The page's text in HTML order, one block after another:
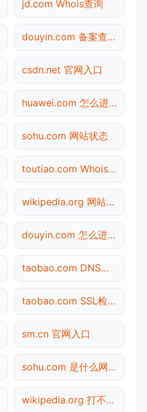
jd.com Whois查询
douyin.com 备案查询
csdn.net 官网入口
huawei.com 怎么进入
sohu.com 网站状态
toutiao.com Whois查询
wikipedia.org 网站状态
douyin.com 怎么进入
taobao.com DNS解析
taobao.com SSL检测
sm.cn 官网入口
sohu.com 是什么网站
wikipedia.org 打不开检测